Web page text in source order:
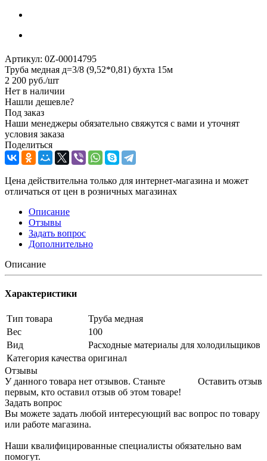
Артикул: 0Z-00014795
Труба медная д=3/8 (9,52*0,81) бухта 15м
2 200 руб./шт
Нет в наличии
Нашли дешевле?
Под заказ
Наши менеджеры обязательно свяжутся с вами и уточнят
условия заказа
Поделиться
Цена действительна только для интернет-магазина и может
отличаться от цен в розничных магазинах
Описание
Отзывы
Задать вопрос
Дополнительно
Описание
Характеристики
Тип товара
Труба медная
Вес
100
Вид
Расходные материалы для холодильщиков
Категория качества оригинал
Отзывы
Оставить отзыв
У данного товара нет отзывов. Станьте
первым, кто оставил отзыв об этом товаре!
Задать вопрос
Вы можете задать любой интересующий вас вопрос по товару
или работе магазина.
Наши квалифицированные специалисты обязательно вам
помогут.